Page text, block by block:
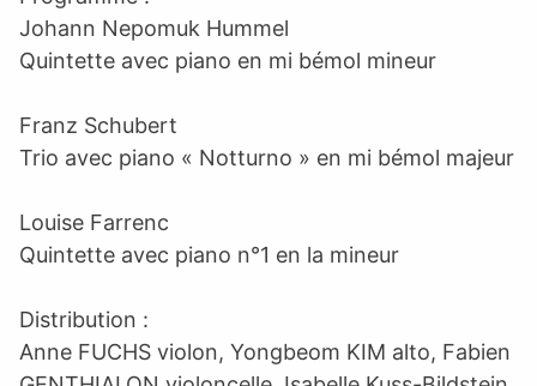
Johann Nepomuk Hummel
Quintette avec piano en mi bémol mineur
Franz Schubert
Trio avec piano « Notturno » en mi bémol majeur
Louise Farrenc
Quintette avec piano n°1 en la mineur
Distribution :
Anne FUCHS violon, Yongbeom KIM alto, Fabien